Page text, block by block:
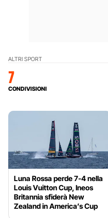
ALTRI SPORT
7
CONDIVISIONI
Luna Rossa perde 7-4 nella
Louis Vuitton Cup, Ineos
Britannia sfiderà New
Zealand in America’s Cup